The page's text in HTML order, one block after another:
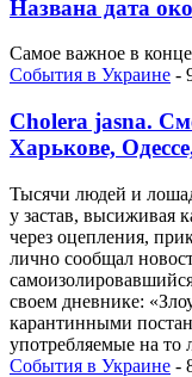
Названа дата
Самое важное в конце
События в Украине -
Сholera jasna.
Харькове,
Тысячи людей и
у застав, высиживая
через оцепления,
лично сообщал
своем дневнике:
карантинными
употребляемые на
События в Украине -